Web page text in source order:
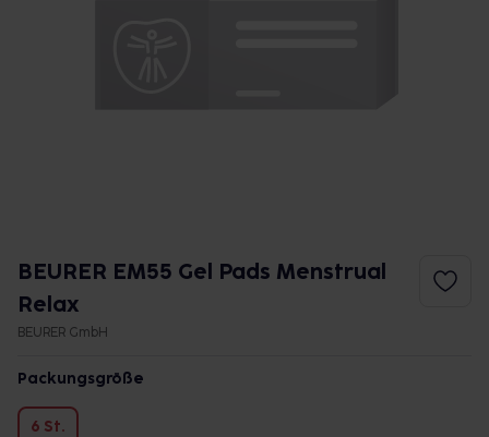
BEURER EM55 Gel Pads Menstrual
Relax
BEURER GmbH
Packungsgröße
6 St.